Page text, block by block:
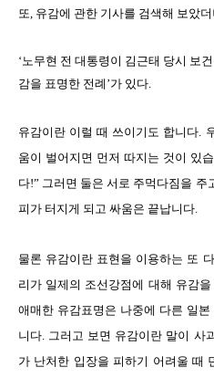
또, 유감에 관한 기사를 검색해 보았
‘노무현 전 대통령이 김근태 당시 보
감을 표명한 전례’가 있다.
유감이란 이럴 때 쓰이기도 합니다.
움이 벌어지면 먼저 따지는 것이 있
다!” 그러면 둘은 서로 주먹다짐을 주
피가 터지게 되고 싸움은 끝납니다.
물론 유감이란 표현을 이용하는 또
리가 일제의 조선강점에 대해 유감
애매한 유감표명은 나중에 다른 일
니다. 그러고 보면 유감이란 말이 사
가 난처한 입장을 피하기 어려울 때